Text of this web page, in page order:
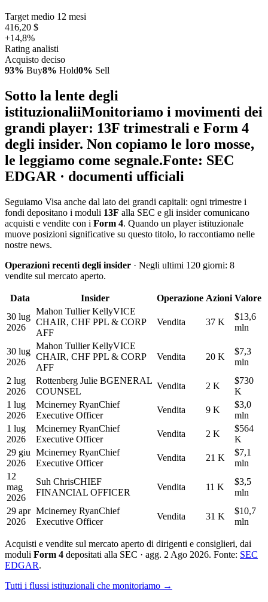
Target medio 12 mesi
416,20 $
+14,8%
Rating analisti
Acquisto deciso
93% Buy8% Hold0% Sell
Sotto la lente degli
istituzionaliiMonitoriamo i movimenti dei
grandi player: 13F trimestrali e Form 4
degli insider. Non copiamo le loro mosse,
le leggiamo come segnale.Fonte: SEC
EDGAR · documenti ufficiali
Seguiamo Visa anche dal lato dei grandi capitali: ogni trimestre i
fondi depositano i moduli 13F alla SEC e gli insider comunicano
acquisti e vendite con i Form 4. Quando un player istituzionale
muove posizioni significative su questo titolo, lo raccontiamo nelle
nostre news.
Operazioni recenti degli insider · Negli ultimi 120 giorni: 8
vendite sul mercato aperto.
Data Insider Operazione Azioni Valore
30 lug
2026
Mahon Tullier KellyVICE
CHAIR, CHF PPL & CORP
AFF
Vendita 37 K
$13,6
mln
30 lug
2026
Mahon Tullier KellyVICE
CHAIR, CHF PPL & CORP
AFF
Vendita 20 K
$7,3
mln
2 lug
2026
Rottenberg Julie BGENERAL
COUNSEL
Vendita 2 K
$730
K
1 lug
2026
Mcinerney RyanChief
Executive Officer
Vendita 9 K
$3,0
mln
1 lug
2026
Mcinerney RyanChief
Executive Officer
Vendita 2 K
$564
K
29 giu
2026
Mcinerney RyanChief
Executive Officer
Vendita 21 K
$7,1
mln
12
mag
2026
Suh ChrisCHIEF
FINANCIAL OFFICER
Vendita 11 K
$3,5
mln
29 apr
2026
Mcinerney RyanChief
Executive Officer
Vendita 31 K
$10,7
mln
Acquisti e vendite sul mercato aperto di dirigenti e consiglieri, dai
moduli Form 4 depositati alla SEC · agg. 2 Ago 2026. Fonte: SEC
EDGAR.
Tutti i flussi istituzionali che monitoriamo →